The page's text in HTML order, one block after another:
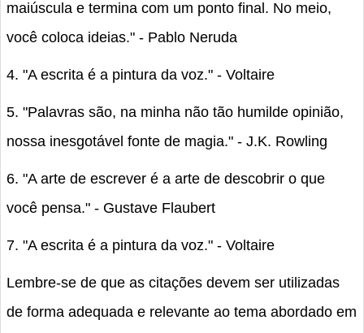
maiúscula e termina com um ponto final. No meio,
você coloca ideias." - Pablo Neruda
4. "A escrita é a pintura da voz." - Voltaire
5. "Palavras são, na minha não tão humilde opinião,
nossa inesgotável fonte de magia." - J.K. Rowling
6. "A arte de escrever é a arte de descobrir o que
você pensa." - Gustave Flaubert
7. "A escrita é a pintura da voz." - Voltaire
Lembre-se de que as citações devem ser utilizadas
de forma adequada e relevante ao tema abordado em